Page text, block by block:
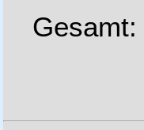
Gesamt: